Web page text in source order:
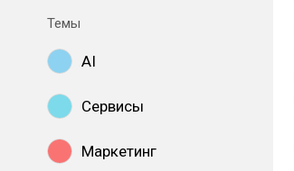
Темы
AI
Сервисы
Маркетинг